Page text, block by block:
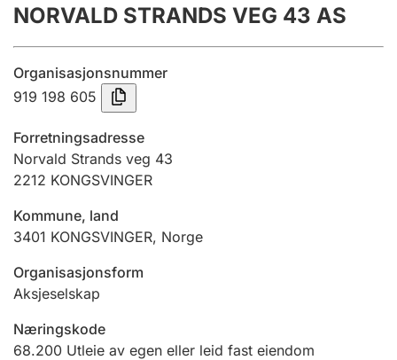
Årsregnskap
Innsending og forsinkelsesgebyr
Tinglysing
Jeger
Ektepaktveileder
Offentlig sektor
NORVALD STRANDS VEG 43 AS
Organisasjonsnummer
919 198 605
Forretningsadresse
Norvald Strands veg 43
2212 KONGSVINGER
Kommune, land
3401 KONGSVINGER, Norge
Organisasjonsform
Aksjeselskap
Næringskode
68.200 Utleie av egen eller leid fast eiendom